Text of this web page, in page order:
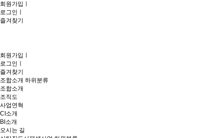
회원가입
로그인
즐겨찾기
회원가입
로그인
즐겨찾기
조합소개 하위분류
조합소개
조직도
사업연혁
CI소개
BI소개
오시는 길